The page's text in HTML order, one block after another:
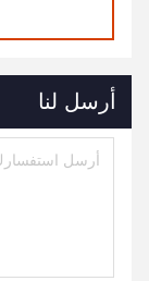
أرسل لنا